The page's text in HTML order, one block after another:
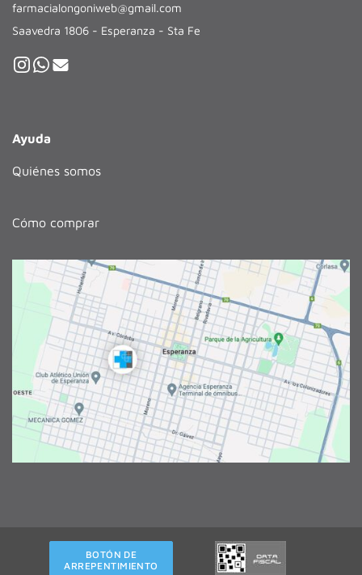
farmacialongoniweb@gmail.com
Saavedra 1806 - Esperanza - Sta Fe
Ayuda
Quiénes somos
Cómo comprar
BOTÓN DE
ARREPENTIMIENTO